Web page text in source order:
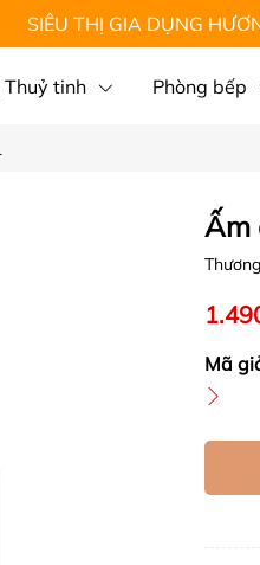
SIÊU THỊ GIA DỤNG
Thuỷ tinh Phòng bếp
Ấm
Mã